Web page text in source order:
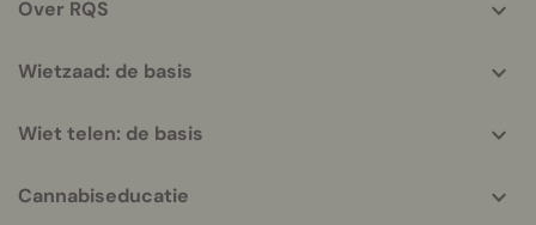
Over RQS
Wietzaad: de basis
Wiet telen: de basis
Cannabiseducatie